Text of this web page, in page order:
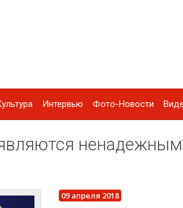
Интервью Фото-Новости
ненадежным
09 апреля 2018